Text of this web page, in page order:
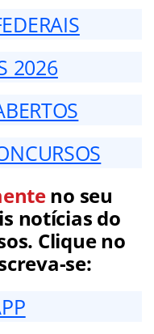
2026
no seu
notícias do
Clique no
se: